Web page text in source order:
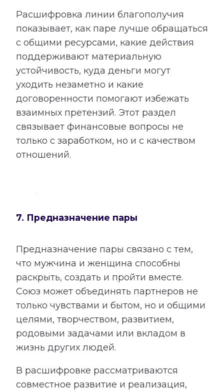
Расшифровка линии благополучия
показывает, как паре лучше обращаться
с общими ресурсами, какие действия
поддерживают материальную
устойчивость, куда деньги могут
уходить незаметно и какие
договоренности помогают избежать
взаимных претензий. Этот раздел
связывает финансовые вопросы не
только с заработком, но и с качеством
отношений.
7. Предназначение пары
Предназначение пары связано с тем,
что мужчина и женщина способны
раскрыть, создать и пройти вместе.
Союз может объединять партнеров не
только чувствами и бытом, но и общими
целями, творчеством, развитием,
родовыми задачами или вкладом в
жизнь других людей.
В расшифровке рассматриваются
совместное развитие и реализация,